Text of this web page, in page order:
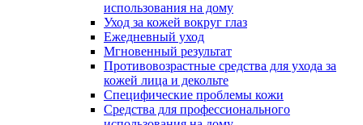
использования на дому
Уход за кожей вокруг глаз
Ежедневный уход
Мгновенный результат
Противовозрастные средства для ухода за
кожей лица и декольте
Специфические проблемы кожи
Средства для профессионального